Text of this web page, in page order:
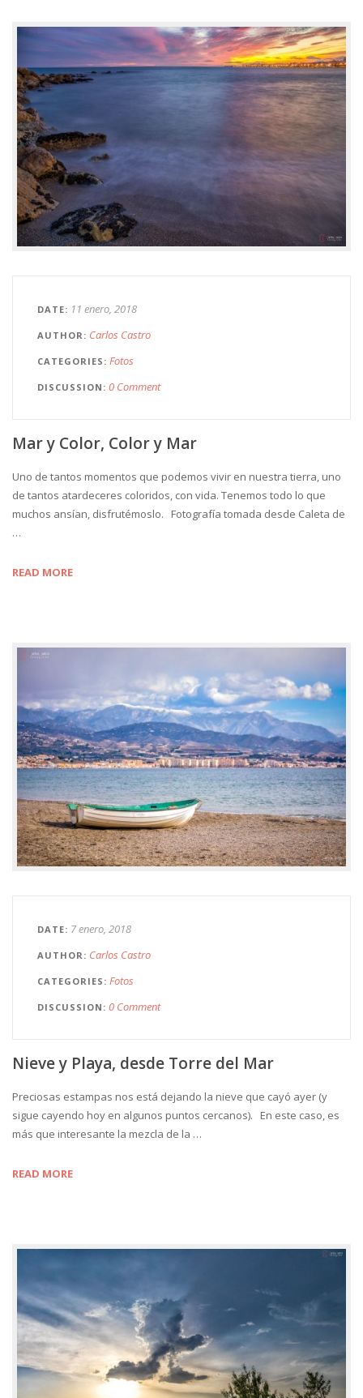
DATE 11 enero, 2018
AUTHOR Carlos Castro
CATEGORIES Fotos
DISCUSSION 0 Comment
Mar y Color, Color y Mar
Uno de tantos momentos que podemos vivir en nuestra tierra, uno
de tantos atardeceres coloridos, con vida. Tenemos todo lo que
muchos ansían, disfrutémoslo. Fotografía tomada desde Caleta de
…
READ MORE
DATE 7 enero, 2018
AUTHOR Carlos Castro
CATEGORIES Fotos
DISCUSSION 0 Comment
Nieve y Playa, desde Torre del Mar
Preciosas estampas nos está dejando la nieve que cayó ayer (y
sigue cayendo hoy en algunos puntos cercanos). En este caso, es
más que interesante la mezcla de la …
READ MORE